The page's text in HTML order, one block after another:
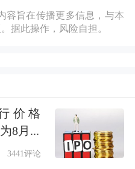
议的情况。美联
定”。
幅为0.38%，报
31.38点，涨幅为
；标普500指数跌
容旨在传播更多信息，与本
据此操作，风险自担。
价格
8月...
3441评论